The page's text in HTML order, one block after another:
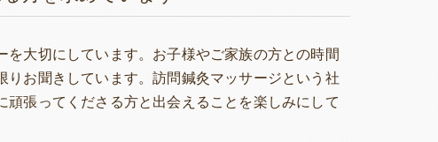
大切にしています。お子様やご家族の方との時間
お聞きしています。訪問鍼灸マッサージという社
張ってくださる方と出会えることを楽しみにして